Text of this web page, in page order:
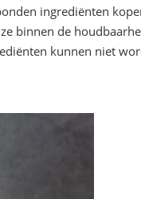
ingrediënten
binnen de
kunnen niet